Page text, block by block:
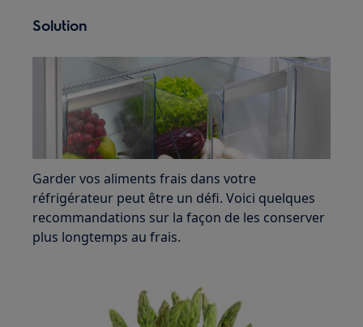
Solution
Garder vos aliments frais dans votre
réfrigérateur peut être un défi. Voici quelques
recommandations sur la façon de les conserver
plus longtemps au frais.